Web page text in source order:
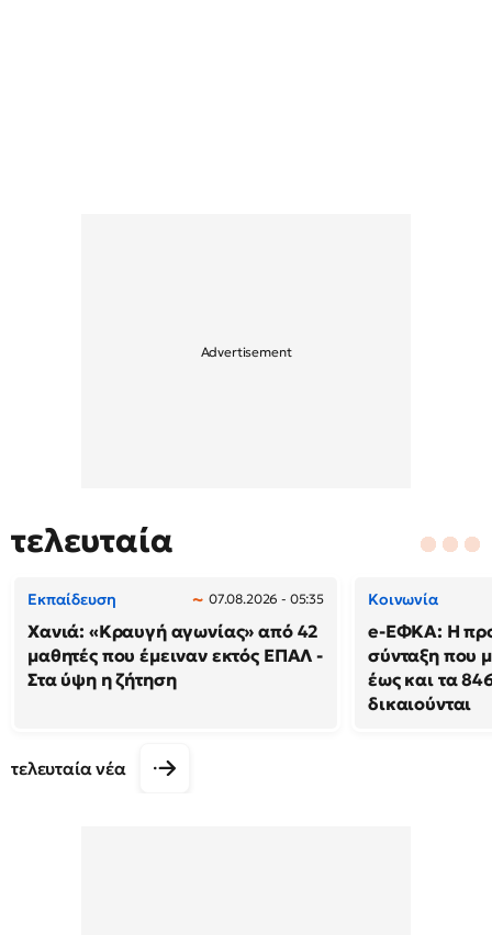
τελευταία
Εκπαίδευση 07.08.2026 - 05:35
Χανιά: «Κραυγή αγωνίας» από 42
μαθητές που έμειναν εκτός ΕΠΑΛ -
Στα ύψη η ζήτηση
Κοινωνία
e-ΕΦΚΑ: Η
σύνταξη που
έως και τα
δικαιούνται
τελευταία νέα